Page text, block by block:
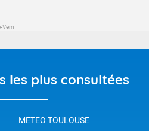
Vern
les plus consultées
METEO TOULOUSE